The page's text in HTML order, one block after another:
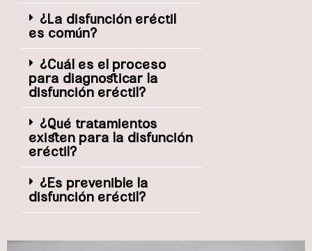
¿La disfunción eréctil
es común?
¿Cuál es el proceso
para diagnosticar la
disfunción eréctil?
¿Qué tratamientos
existen para la disfunción
eréctil?
¿Es prevenible la
disfunción eréctil?